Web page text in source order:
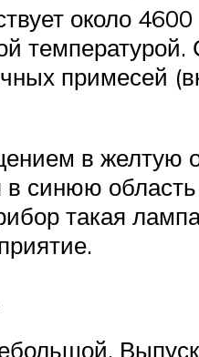
около
примесей
в желтую
в синюю
такая